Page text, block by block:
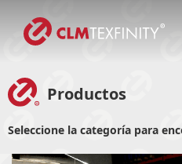
Productos
Seleccione la categoría para